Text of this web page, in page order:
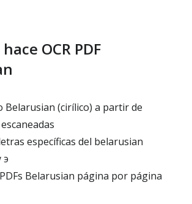
OCR PDF
Belarusian (cirílico) a partir de
específicas del belarusian
э
Belarusian página por página